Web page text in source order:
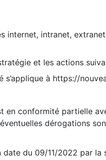
internet, intranet,
et les actions
s’applique à https://
en conformité partielle
dérogations
date du 09/11/2022 par